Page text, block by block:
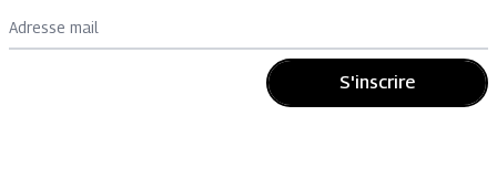
Adresse mail
S'inscrire